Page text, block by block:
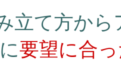
立て方から
に要望に合